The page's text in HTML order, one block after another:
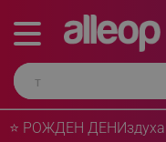
⭐ РОЖДЕН ДЕН